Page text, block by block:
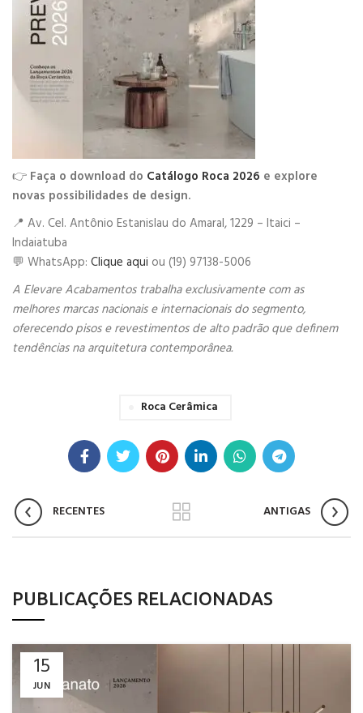
👉 Faça o download do Catálogo Roca 2026 e explore
novas possibilidades de design.
📍 Av. Cel. Antônio Estanislau do Amaral, 1229 – Itaici –
Indaiatuba
💬 WhatsApp: Clique aqui ou (19) 97138-5006
A Elevare Acabamentos trabalha exclusivamente com as
melhores marcas nacionais e internacionais do segmento,
oferecendo pisos e revestimentos de alto padrão que definem
tendências na arquitetura contemporânea.
Roca Cerâmica
RECENTES ANTIGAS
PUBLICAÇÕES RELACIONADAS
15
JUN